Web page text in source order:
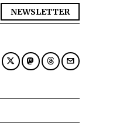
NEWSLETTER